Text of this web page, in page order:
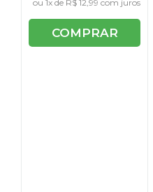
ou1x de R$ 12,99 com juros
COMPRAR